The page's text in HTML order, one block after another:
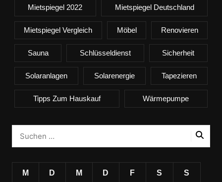
Mietspiegel 2022 Mietspiegel Deutschland
Mietspiegel Vergleich Möbel Renovieren
Sauna Schlüsseldienst Sicherheit
Solaranlagen Solarenergie Tapezieren
Tipps Zum Hauskauf Wärmepumpe
M D M D F S S